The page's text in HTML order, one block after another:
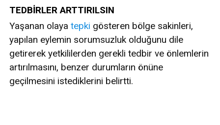
TEDBİRLER ARTTIRILSIN
Yaşanan olaya tepki gösteren bölge sakinleri,
yapılan eylemin sorumsuzluk olduğunu dile
getirerek yetkililerden gerekli tedbir ve önlemlerin
artırılmasını, benzer durumların önüne
geçilmesini istediklerini belirtti.